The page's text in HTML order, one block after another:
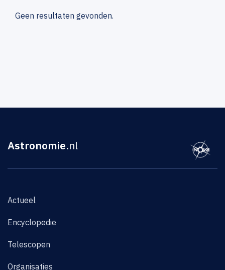
Geen resultaten gevonden.
Astronomie.nl
Actueel
Encyclopedie
Telescopen
Organisaties